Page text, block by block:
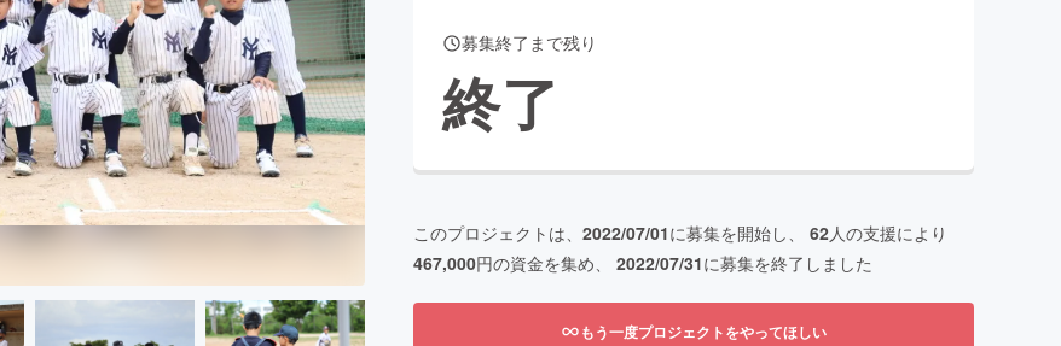
CAMPFIRE for Social GoodCAMPFIRE Creation
CAMPFIREふるさと納税machi-yaコミュニティ
募集終了まで残り
終了
このプロジェクトは、 2022/07/01に募集を開始し、 62人の支援により
467,000円の資金を集め、 2022/07/31に募集を終了しました
もう一度プロジェクトをやってほしい